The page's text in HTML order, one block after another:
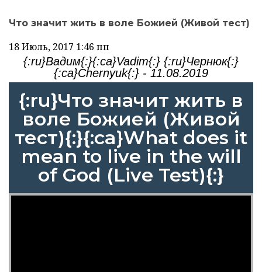
Что значит жить в воле Божией (Живой тест)
18 Июль, 2017 1:46 пп
{:ru}Вадим{:}{:ca}Vadim{:} {:ru}Чернюк{:}
{:ca}Chernyuk{:} - 11.08.2019
{:ru}Что значит жить в
воле Божией (Живой
тест){:}{:ca}What does it
mean to live in the will
of God (Live Test){:}